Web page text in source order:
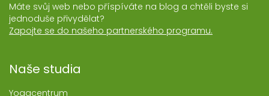
Máte svůj web nebo příspíváte na blog a chtěli byste si
jednoduše přivydělat?
Zapojte se do našeho partnerského programu.
Naše studia
Yogacentrum